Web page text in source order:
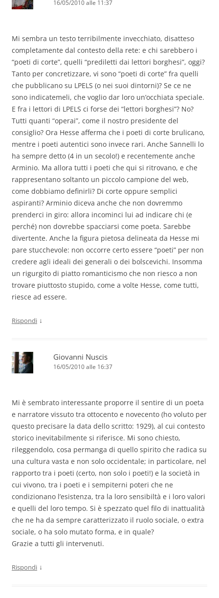
16/05/2010 alle 11:37
Mi sembra un testo terribilmente invecchiato, disatteso
completamente dal contesto della rete: e chi sarebbero i
“poeti di corte”, quelli “prediletti dai lettori borghesi”, oggi?
Tanto per concretizzare, vi sono “poeti di corte” fra quelli
che pubblicano su LPELS (o nei suoi dintorni)? Se ce ne
sono indicatemeli, che voglio dar loro un’occhiata speciale.
E fra i lettori di LPELS ci forse dei “lettori borghesi”? No?
Tutti quanti “operai”, come il nostro presidente del
consiglio? Ora Hesse afferma che i poeti di corte brulicano,
mentre i poeti autentici sono invece rari. Anche Sannelli lo
ha sempre detto (4 in un secolo!) e recentemente anche
Arminio. Ma allora tutti i poeti che qui si ritrovano, e che
rappresentano soltanto un piccolo campione del web,
come dobbiamo definirli? Di corte oppure semplici
aspiranti? Arminio diceva anche che non dovremmo
prenderci in giro: allora incominci lui ad indicare chi (e
perché) non dovrebbe spacciarsi come poeta. Sarebbe
divertente. Anche la figura pietosa delineata da Hesse mi
pare stucchevole: non occorre certo essere “poeti” per non
credere agli ideali dei generali o dei bolscevichi. Insomma
un rigurgito di piatto romanticismo che non riesco a non
trovare piuttosto stupido, come a volte Hesse, come tutti,
riesce ad essere.
Rispondi ↓
Giovanni Nuscis
16/05/2010 alle 16:37
Mi è sembrato interessante proporre il sentire di un poeta
e narratore vissuto tra ottocento e novecento (ho voluto per
questo precisare la data dello scritto: 1929), al cui contesto
storico inevitabilmente si riferisce. Mi sono chiesto,
rileggendolo, cosa permanga di quello spirito che radica su
una cultura vasta e non solo occidentale; in particolare, nel
rapporto tra i poeti (certo, non solo i poeti!) e la società in
cui vivono, tra i poeti e i sempiterni poteri che ne
condizionano l’esistenza, tra la loro sensibiltà e i loro valori
e quelli del loro tempo. Si è spezzato quel filo di inattualità
che ne ha da sempre caratterizzato il ruolo sociale, o extra
sociale, o ha solo mutato forma, e in quale?
Grazie a tutti gli intervenuti.
Rispondi ↓